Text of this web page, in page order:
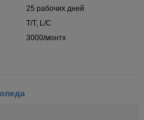
25 рабочих дней
T/T, L/C
3000/монтх